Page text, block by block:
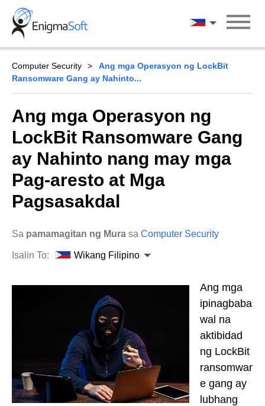
Skip
content
Wikang Filipino
Computer Security
Ang mga Operasyon ng LockBit
Ransomware Gang ay Nahinto...
Ang mga Operasyon ng
LockBit Ransomware Gang
ay Nahinto nang may mga
Pag-aresto at Mga
Pagsasakdal
Sa pamamagitan ng Mura sa Computer Security
Isalin To: Wikang Filipino
Ang mga
ipinagbaba
wal na
aktibidad
ng LockBit
ransomwar
e gang ay
lubhang